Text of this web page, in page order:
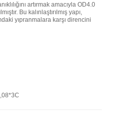
artırmak amacıyla OD4.0
Bu kalınlaştırılmış yapı,
yıpranmalara karşı direncini